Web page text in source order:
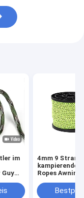
im
Guy
4mm 9 Strang
kampierender
Ropes Awning
Lines